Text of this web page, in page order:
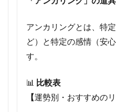
アンカリングとは、特
ど）と特定の感情（安
す。
📊 比較表
【運勢別・おすすめの